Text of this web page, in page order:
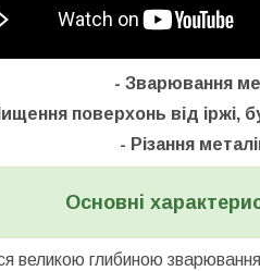
- Зварювання
поверхонь від іржі,
- Різання
Основні
великою глибиною